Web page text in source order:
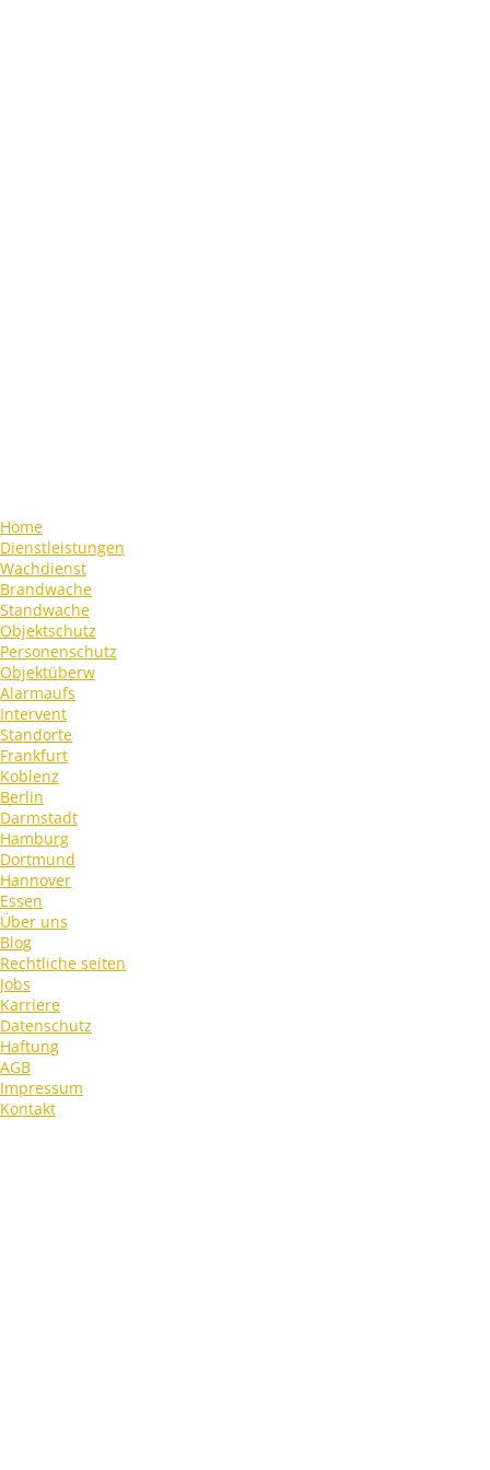
Home
Dienstleistungen
Wachdienst
Brandwache
Standwache
Objektschutz
Personenschutz
Objektüberw
Alarmaufs
Intervent
Standorte
Frankfurt
Koblenz
Berlin
Darmstadt
Hamburg
Dortmund
Hannover
Essen
Über uns
Blog
Rechtliche seiten
Jobs
Karriere
Datenschutz
Haftung
AGB
Impressum
Kontakt